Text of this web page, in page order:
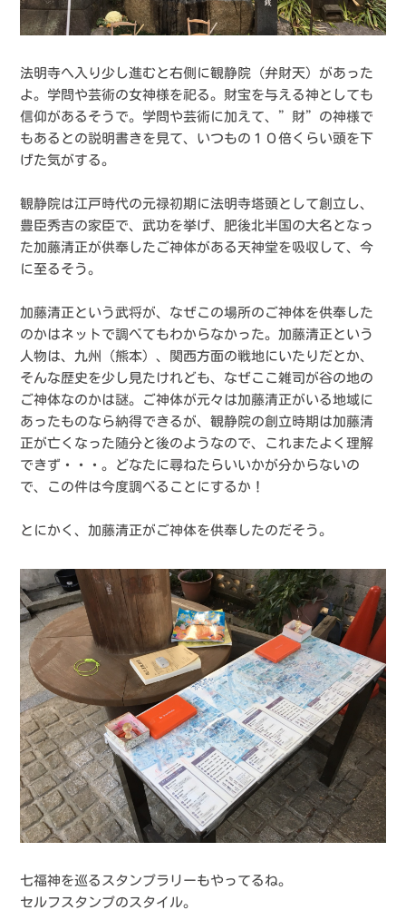
法明寺へ入り少し進むと右側に観静院（弁財天）があった
よ。学問や芸術の女神様を祀る。財宝を与える神としても
信仰があるそうで。学問や芸術に加えて、”財”の神様で
もあるとの説明書きを見て、いつもの１０倍くらい頭を下
げた気がする。
観静院は江戸時代の元禄初期に法明寺塔頭として創立し、
豊臣秀吉の家臣で、武功を挙げ、肥後北半国の大名となっ
た加藤清正が供奉したご神体がある天神堂を吸収して、今
に至るそう。
加藤清正という武将が、なぜこの場所のご神体を供奉した
のかはネットで調べてもわからなかった。加藤清正という
人物は、九州（熊本）、関西方面の戦地にいたりだとか、
そんな歴史を少し見たけれども、なぜここ雑司が谷の地の
ご神体なのかは謎。ご神体が元々は加藤清正がいる地域に
あったものなら納得できるが、観静院の創立時期は加藤清
正が亡くなった随分と後のようなので、これまたよく理解
できず・・・。どなたに尋ねたらいいかが分からないの
で、この件は今度調べることにするか！
とにかく、加藤清正がご神体を供奉したのだそう。
七福神を巡るスタンプラリーもやってるね。
セルフスタンプのスタイル。